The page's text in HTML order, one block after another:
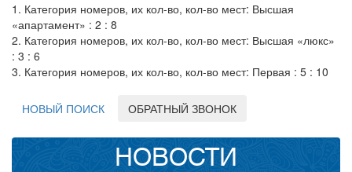
1. Категория номеров, их кол-во, кол-во мест: Высшая
«апартамент» : 2 : 8
2. Категория номеров, их кол-во, кол-во мест: Высшая «люкс»
: 3 : 6
3. Категория номеров, их кол-во, кол-во мест: Первая : 5 : 10
НОВЫЙ ПОИСК ОБРАТНЫЙ ЗВОНОК
НОВОСТИ